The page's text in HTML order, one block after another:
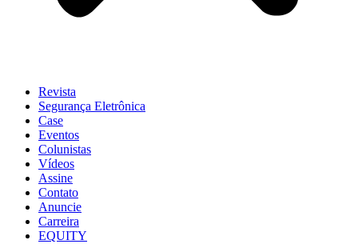
Revista
Segurança Eletrônica
Case
Eventos
Colunistas
Vídeos
Assine
Contato
Anuncie
Carreira
EQUITY